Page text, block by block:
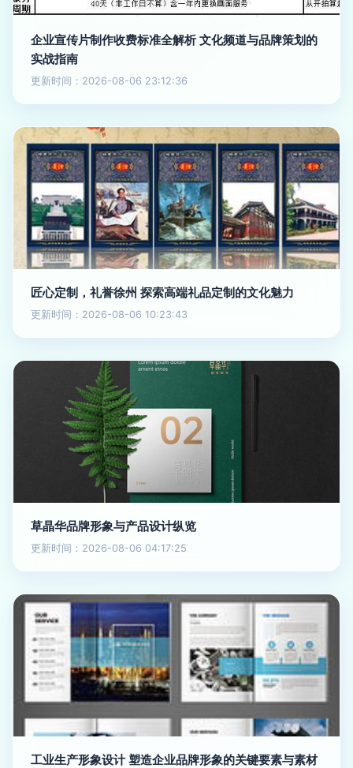
企业宣传片制作收费标准全解析 文化频道与品牌策划的
实战指南
更新时间：2026-08-06 23:12:36
匠心定制，礼誉徐州 探索高端礼品定制的文化魅力
更新时间：2026-08-06 10:23:43
草晶华品牌形象与产品设计纵览
更新时间：2026-08-06 04:17:25
工业生产形象设计 塑造企业品牌形象的关键要素与素材